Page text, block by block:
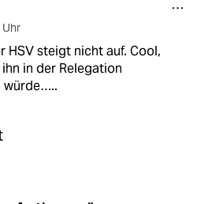
Uhr
HSV steigt nicht auf. Cool,
in der Relegation
würde…..